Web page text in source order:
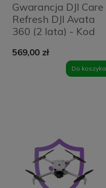
Gwarancja DJI Care
Refresh DJI Avata
360 (2 lata) - Kod
569,00 zł
Do koszyka